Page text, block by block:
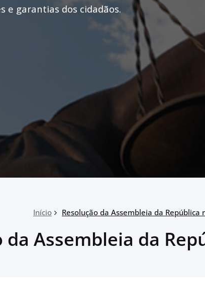
e garantias dos cidadãos.
Início Resolução da Assembleia da República
da Assembleia da